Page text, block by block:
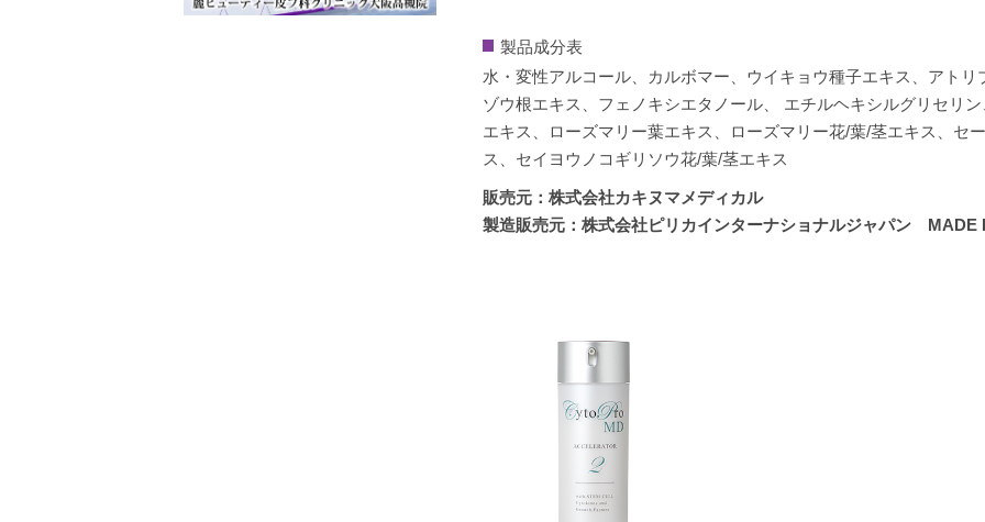
製品成分表
水・変性アルコール、カルボマー、ウイキョウ種子エキス、アト
ゾウ根エキス、フェノキシエタノール、 エチルヘキシルグリセリ
エキス、ローズマリー葉エキス、ローズマリー花/葉/茎エキス、セ
ス、セイヨウノコギリソウ花/葉/茎エキス
販売元：株式会社カキヌマメディカル
製造販売元：株式会社ピリカインターナショナルジャパン MADE